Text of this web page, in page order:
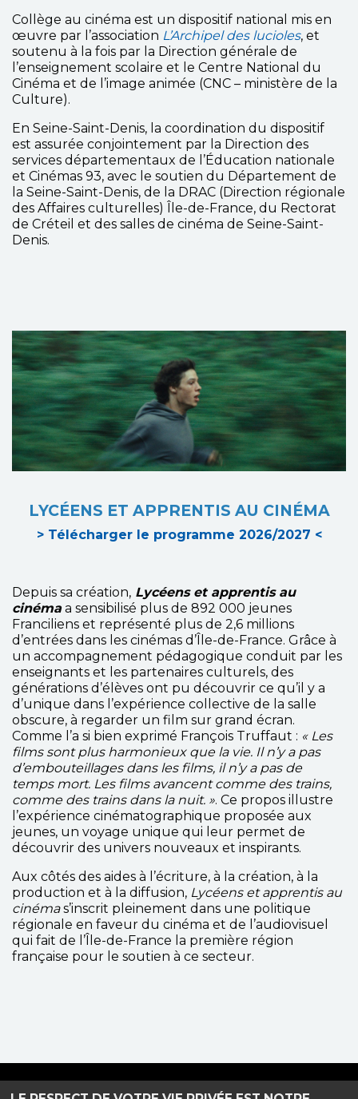
Collège au cinéma est un dispositif national mis en
œuvre par l’association L’Archipel des lucioles, et
soutenu à la fois par la Direction générale de
l’enseignement scolaire et le Centre National du
Cinéma et de l’image animée (CNC – ministère de la
Culture).
En Seine-Saint-Denis, la coordination du dispositif
est assurée conjointement par la Direction des
services départementaux de l’Éducation nationale
et Cinémas 93, avec le soutien du Département de
la Seine-Saint-Denis, de la DRAC (Direction régionale
des Affaires culturelles) Île-de-France, du Rectorat
de Créteil et des salles de cinéma de Seine-Saint-
Denis.
LYCÉENS ET APPRENTIS AU CINÉMA
> Télécharger le programme 2026/2027 <
Depuis sa création, Lycéens et apprentis au
cinéma a sensibilisé plus de 892 000 jeunes
Franciliens et représenté plus de 2,6 millions
d’entrées dans les cinémas d’Île-de-France. Grâce à
un accompagnement pédagogique conduit par les
enseignants et les partenaires culturels, des
générations d’élèves ont pu découvrir ce qu’il y a
d’unique dans l’expérience collective de la salle
obscure, à regarder un film sur grand écran.
Comme l’a si bien exprimé François Truffaut : « Les
films sont plus harmonieux que la vie. Il n’y a pas
d’embouteillages dans les films, il n’y a pas de
temps mort. Les films avancent comme des trains,
comme des trains dans la nuit. ». Ce propos illustre
l’expérience cinématographique proposée aux
jeunes, un voyage unique qui leur permet de
découvrir des univers nouveaux et inspirants.
Aux côtés des aides à l’écriture, à la création, à la
production et à la diffusion, Lycéens et apprentis au
cinémas’inscrit pleinement dans une politique
régionale en faveur du cinéma et de l’audiovisuel
qui fait de l’Île-de-France la première région
française pour le soutien à ce secteur.
Haut de page